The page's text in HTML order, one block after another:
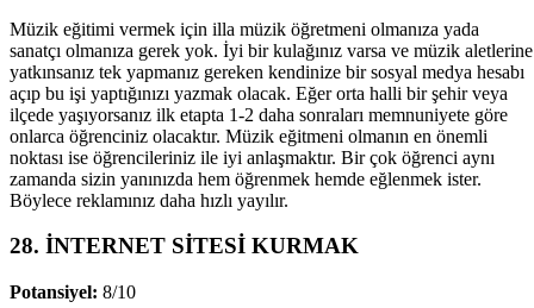
Müzik eğitimi vermek için illa müzik öğretmeni olmanıza yada
sanatçı olmanıza gerek yok. İyi bir kulağınız varsa ve müzik aletlerine
yatkınsanız tek yapmanız gereken kendinize bir sosyal medya hesabı
açıp bu işi yaptığınızı yazmak olacak. Eğer orta halli bir şehir veya
ilçede yaşıyorsanız ilk etapta 1-2 daha sonraları memnuniyete göre
onlarca öğrenciniz olacaktır. Müzik eğitmeni olmanın en önemli
noktası ise öğrencileriniz ile iyi anlaşmaktır. Bir çok öğrenci aynı
zamanda sizin yanınızda hem öğrenmek hemde eğlenmek ister.
Böylece reklamınız daha hızlı yayılır.
28. İNTERNET SİTESİ KURMAK
Potansiyel: 8/10